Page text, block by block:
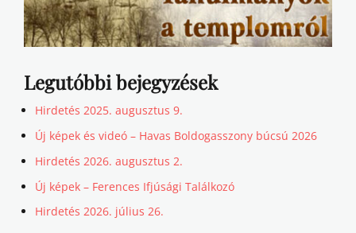
Legutóbbi bejegyzések
Hirdetés 2025. augusztus 9.
Új képek és videó – Havas Boldogasszony búcsú 2026
Hirdetés 2026. augusztus 2.
Új képek – Ferences Ifjúsági Találkozó
Hirdetés 2026. július 26.